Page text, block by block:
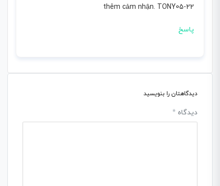
thêm cảm nhận. TONY05-22
پاسخ
دیدگاهتان را بنویسید
دیدگاه *